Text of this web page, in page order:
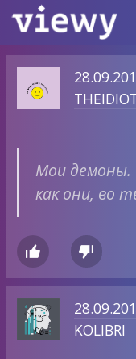
Мои демоны.
как они, во
 
KOLIBRI